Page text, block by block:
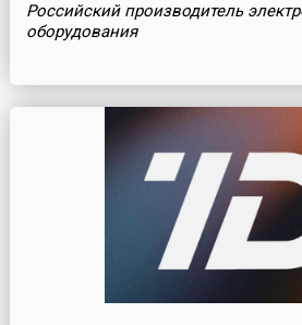
Российский производитель
оборудования